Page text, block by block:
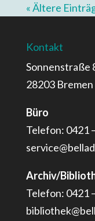
« Ältere
Kontakt
Sonnenstraße
28203 Bremen
Büro
Telefon: 0421
Archiv/
Telefon: 0421